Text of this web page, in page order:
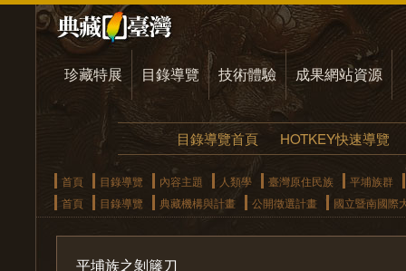
珍藏特展 目錄導覽 技術體驗 成果網站資源
目錄導覽首頁 HOTKEY快速導覽
首頁 目錄導覽 內容主題 人類學 臺灣原住民族
平埔族群
首頁
目錄導覽 典藏機構與計畫 公開徵選計畫 國立暨南國際
平埔族之剝籐刀